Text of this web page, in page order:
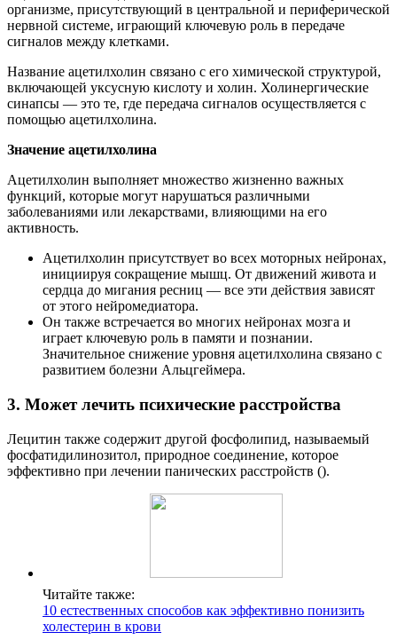
организме, присутствующий в центральной и периферической
нервной системе, играющий ключевую роль в передаче
сигналов между клетками.
Название ацетилхолин связано с его химической структурой,
включающей уксусную кислоту и холин. Холинергические
синапсы — это те, где передача сигналов осуществляется с
помощью ацетилхолина.
Значение ацетилхолина
Ацетилхолин выполняет множество жизненно важных
функций, которые могут нарушаться различными
заболеваниями или лекарствами, влияющими на его
активность.
Ацетилхолин присутствует во всех моторных нейронах,
инициируя сокращение мышц. От движений живота и
сердца до мигания ресниц — все эти действия зависят
от этого нейромедиатора.
Он также встречается во многих нейронах мозга и
играет ключевую роль в памяти и познании.
Значительное снижение уровня ацетилхолина связано с
развитием болезни Альцгеймера.
3. Может лечить психические расстройства
Лецитин также содержит другой фосфолипид, называемый
фосфатидилинозитол, природное соединение, которое
эффективно при лечении панических расстройств ().
Читайте также:
10 естественных способов как эффективно понизить
холестерин в крови